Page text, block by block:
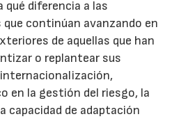
qué diferencia a las
continúan avanzando en
de aquellas que han
o replantear sus
en la gestión del riesgo, la
capacidad de adaptación